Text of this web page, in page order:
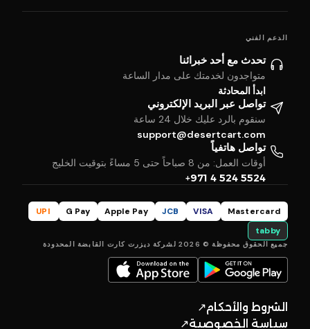
الدعم الفني
تحدث مع أحد خبرائنا
متواجدون لخدمتك على مدار الساعة
ابدأ المحادثة
تواصل عبر البريد الإلكتروني
سنقوم بالرد عليك خلال 24 ساعة
support@desertcart.com
تواصل هاتفياً
أوقات العمل: من 8 صباحاً حتى 5 مساءً بتوقيت الخليج
+971 4 524 5524
Mastercard
VISA
JCB
Apple Pay
G Pay
UPI
tabby
جميع الحقوق محفوظة © 2026 لشركة ديزرت كارت القابضة المحدودة
الشروط والأحكام↗
سياسة الخصوصية↗